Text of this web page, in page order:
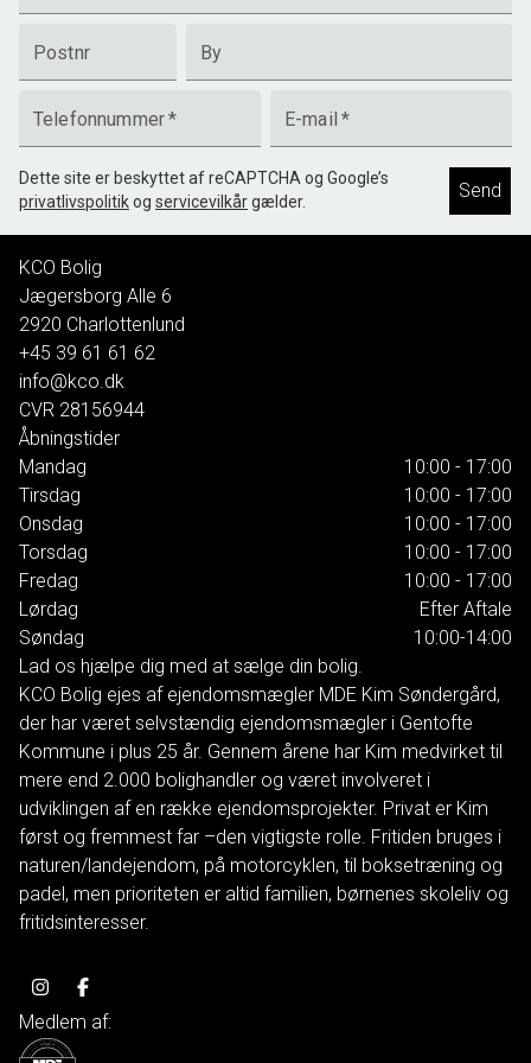
Postnr By
Telefonnummer* E-mail *
Dette site er beskyttet af reCAPTCHA og Google’s
privatlivspolitikog servicevilkårgælder. Send
KCO Bolig
Jægersborg Alle 6
2920 Charlottenlund
+45 39 61 61 62
info@kco.dk
CVR 28156944
Åbningstider
Mandag
10:00 - 17:00
Tirsdag
10:00 - 17:00
Onsdag
10:00 - 17:00
Torsdag
10:00 - 17:00
Fredag
10:00 - 17:00
Lørdag
Efter Aftale
Søndag
10:00-14:00
Lad os hjælpe dig med at sælge din bolig.
KCO Bolig ejes af ejendomsmægler MDE Kim Søndergård,
der har været selvstændig ejendomsmægler i Gentofte
Kommune i plus 25 år. Gennem årene har Kim medvirket til
mere end 2.000 bolighandler og været involveret i
udviklingen af en række ejendomsprojekter. Privat er Kim
først og fremmest far –den vigtigste rolle. Fritiden bruges i
naturen/landejendom, på motorcyklen, til boksetræning og
padel, men prioriteten er altid familien, børnenes skoleliv og
fritidsinteresser.
Medlem af: